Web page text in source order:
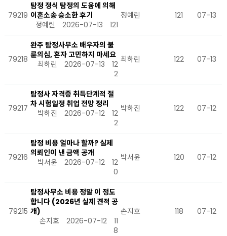
79219
탐정 정식 탐정의 도움에 의해
이혼소송 승소한 후기
정예린
2026-07-13 121
정예린 121 07-13
79218
완주 탐정사무소 배우자의 불
륜의심, 혼자 고민하지 마세요
최하린
2026-07-13
12
2
최하린 122 07-13
79217
탐정사 자격증 취득단계적 절
차 시험일정 취업 전망 정리
박하진
2026-07-12
12
2
박하진 122 07-12
79216
탐정 비용 얼마나 할까? 실제
의뢰인이 낸 금액 공개
박서윤
2026-07-12
12
0
박서윤 120 07-12
79215
탐정사무소 비용 정말 이 정도
합니다 (2026년 실제 견적 공
개)
손지호
2026-07-12
11
8
손지호 118 07-12